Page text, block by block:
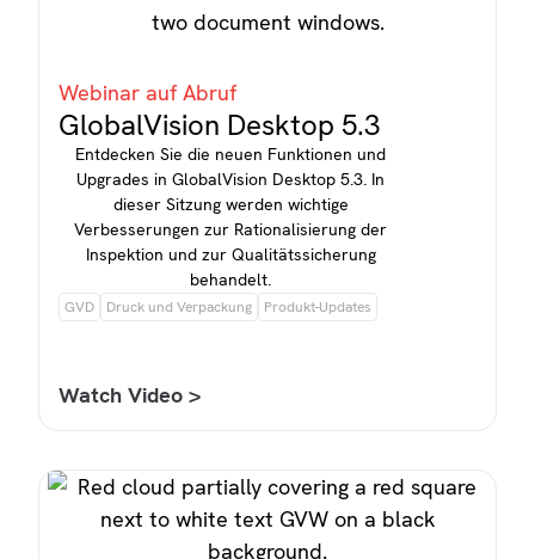
Webinar auf Abruf
GlobalVision Desktop 5.3
Entdecken Sie die neuen Funktionen und
Upgrades in GlobalVision Desktop 5.3. In
dieser Sitzung werden wichtige
Verbesserungen zur Rationalisierung der
Inspektion und zur Qualitätssicherung
behandelt.
GVD Druck und Verpackung Produkt-Updates
Watch Video >